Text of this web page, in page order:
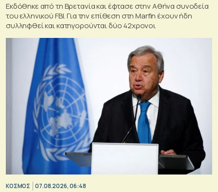
Εκδόθηκε από τη Βρετανία και έφτασε στην Αθήνα συνοδεία
του ελληνικού FBI. Για την επίθεση στη Marfin έχουν ήδη
συλληφθεί και κατηγορούνται δύο 42χρονοι
ΚΟΣΜΟΣ 07.08.2026, 06:48